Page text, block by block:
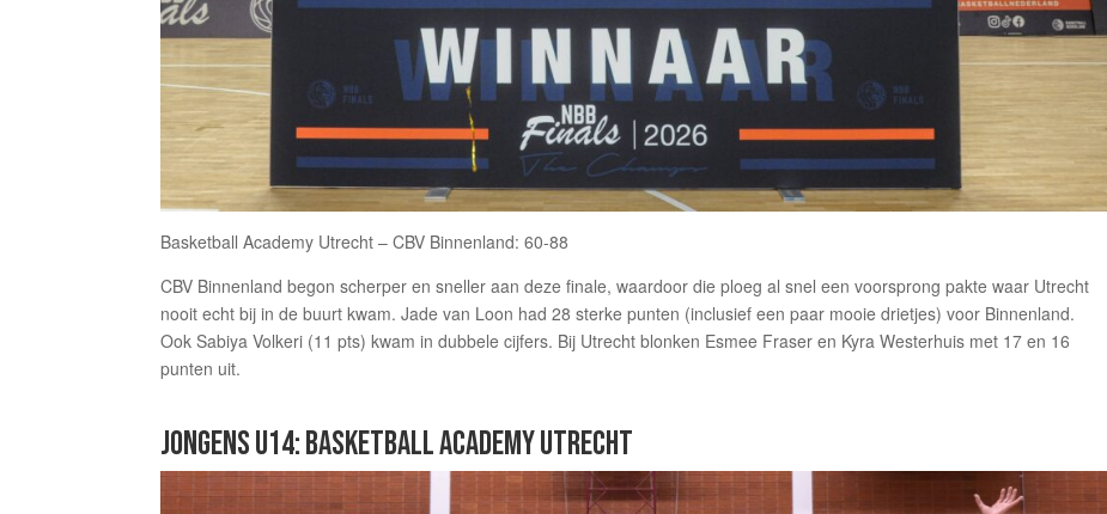
Basketball Academy Utrecht – CBV Binnenland: 60-88
CBV Binnenland begon scherper en sneller aan deze finale, waardoor die ploeg al snel een voorsprong pakte waar Utrecht
nooit echt bij in de buurt kwam. Jade van Loon had 28 sterke punten (inclusief een paar mooie drietjes) voor Binnenland.
Ook Sabiya Volkeri (11 pts) kwam in dubbele cijfers. Bij Utrecht blonken Esmee Fraser en Kyra Westerhuis met 17 en 16
punten uit.
JONGENS U14: BASKETBALL ACADEMY UTRECHT